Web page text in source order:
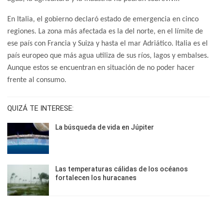
En Italia, el gobierno declaró estado de emergencia en cinco
regiones. La zona más afectada es la del norte, en el límite de
ese país con Francia y Suiza y hasta el mar Adriático. Italia es el
país europeo que más agua utiliza de sus ríos, lagos y embalses.
Aunque estos se encuentran en situación de no poder hacer
frente al consumo.
QUIZÁ TE INTERESE:
La búsqueda de vida en Júpiter
Las temperaturas cálidas de los océanos
fortalecen los huracanes